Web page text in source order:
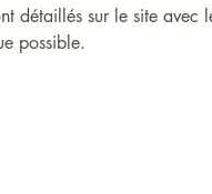
détaillés sur le site avec
possible.